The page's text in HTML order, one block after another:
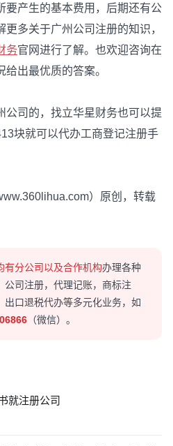
产生的基本费用，后期还有公
多关于广州公司注册的知识，
务官网进行了解。也欢迎咨询在
出最优质的答案。
司的，找立华星财务也可以提
块就可以代办工商登记注册手
）原创，转载
有分公司以及合作机构办理各种
公司注册，代理记账，商标注
出口退税代办等多元化业务，如
（微信）。
就注册公司